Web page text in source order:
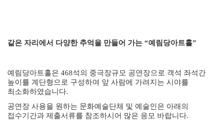
같은 자리에서 다양한 추억을 만들어 가는 “예림당아트홀”
예림당아트홀은 468석의 중극장규모 공연장으로 객석 좌석간
높이를 계단형으로 구성하여 앞 사람에 가려지는 시야를
최소화하였습니다.
공연장 사용을 원하는 문화예술단체 및 예술인은 아래의
접수기간과 제출서류를 참조하시어 많은 응모 바랍니다.